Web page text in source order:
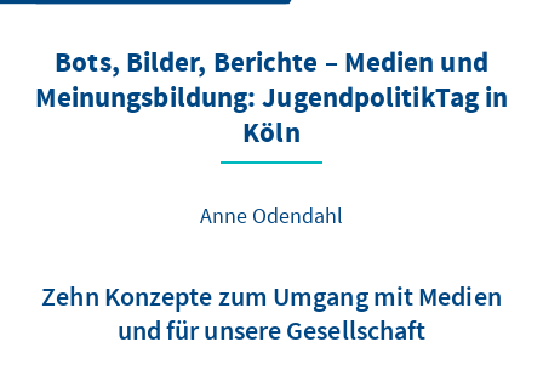
Bots, Bilder, Berichte – Medien und
Meinungsbildung: JugendpolitikTag in
Köln
Anne Odendahl
Zehn Konzepte zum Umgang mit Medien
und für unsere Gesellschaft